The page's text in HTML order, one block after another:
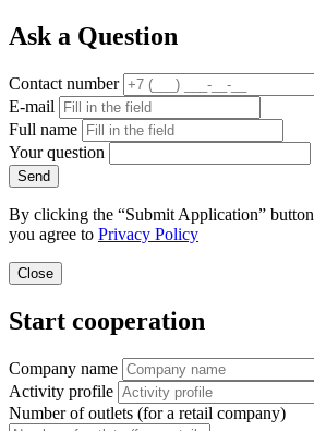
Ask a Question
Contact number
E-mail
Full name
Your question
Send
By clicking the “Submit Application” button
you agree to Privacy Policy
Close
Start cooperation
Company name
Activity profile
Number of outlets (for a retail company)